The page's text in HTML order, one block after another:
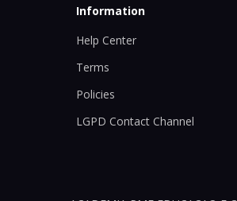
Information
Help Center
Terms
Policies
LGPD Contact Channel